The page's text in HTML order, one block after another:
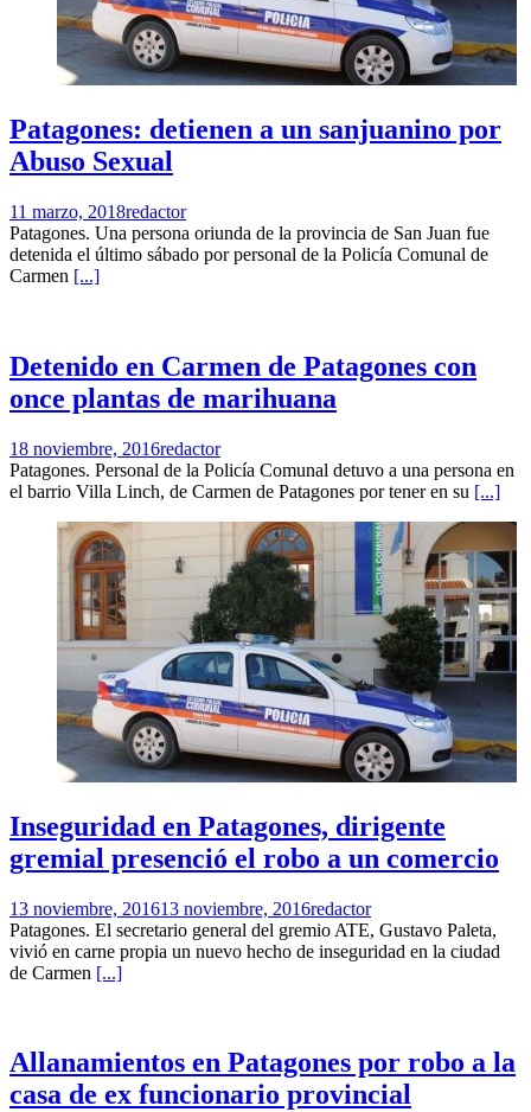
Patagones: detienen a un sanjuanino por
Abuso Sexual
11 marzo, 2018redactor
Patagones. Una persona oriunda de la provincia de San Juan fue
detenida el último sábado por personal de la Policía Comunal de
Carmen [...]
Detenido en Carmen de Patagones con
once plantas de marihuana
18 noviembre, 2016redactor
Patagones. Personal de la Policía Comunal detuvo a una persona en
el barrio Villa Linch, de Carmen de Patagones por tener en su [...]
Inseguridad en Patagones, dirigente
gremial presenció el robo a un comercio
13 noviembre, 201613 noviembre, 2016redactor
Patagones. El secretario general del gremio ATE, Gustavo Paleta,
vivió en carne propia un nuevo hecho de inseguridad en la ciudad
de Carmen [...]
Allanamientos en Patagones por robo a la
casa de ex funcionario provincial